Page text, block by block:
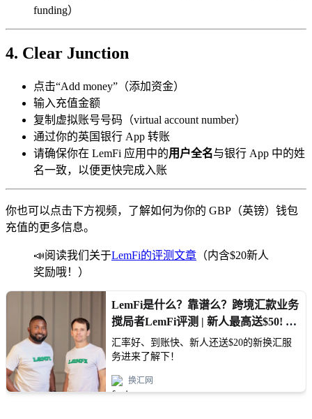
funding）
4. Clear Junction
点击“Add money”（添加资金）
输入充值金额
复制虚拟账号号码（virtual account number）
通过你的英国银行 App 转账
请确保你在 LemFi 应用中的用户全名与银行 App 中的姓
名一致，以便更快完成入账
你也可以点击下方视频，了解如何为你的 GBP（英镑）钱包
充值的更多信息。
📣阅读我们关于LemFi的评测文章 （内含$20新人
奖励哦！）